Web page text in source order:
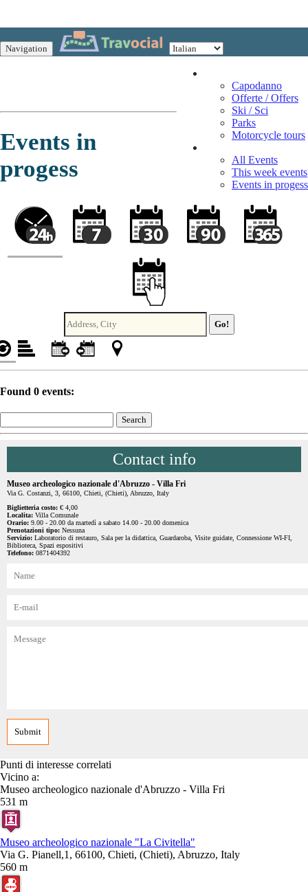
Navigation
Capodanno
Offerte / Offers
Ski / Sci
Parks
Motorcycle tours
All Events
This week events
Events in progess
Events in
progess
Found 0 events:
Contact info
Museo archeologico nazionale d'Abruzzo - Villa Fri
Via G. Costanzi, 3, 66100, Chieti, (Chieti), Abruzzo, Italy
Biglietteria costo: € 4,00
Localita: Villa Comunale
Orario: 9.00 - 20.00 da martedì a sabato 14.00 - 20.00 domenica
Prenotazioni tipo: Nessuna
Servizio: Laboratorio di restauro, Sala per la didattica, Guardaroba, Visite guidate, Connessione WI-FI,
Biblioteca, Spazi espositivi
Telefono: 0871404392
Punti di interesse correlati
Vicino a:
Museo archeologico nazionale d'Abruzzo - Villa Fri
531 m
Museo archeologico nazionale "La Civitella"
Via G. Pianell,1, 66100, Chieti, (Chieti), Abruzzo, Italy
560 m